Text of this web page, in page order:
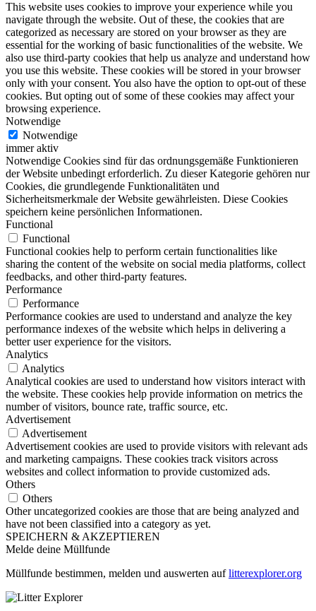
This website uses cookies to improve your experience while you
navigate through the website. Out of these, the cookies that are
categorized as necessary are stored on your browser as they are
essential for the working of basic functionalities of the website. We
also use third-party cookies that help us analyze and understand how
you use this website. These cookies will be stored in your browser
only with your consent. You also have the option to opt-out of these
cookies. But opting out of some of these cookies may affect your
browsing experience.
Notwendige
Notwendige
immer aktiv
Notwendige Cookies sind für das ordnungsgemäße Funktionieren
der Website unbedingt erforderlich. Zu dieser Kategorie gehören nur
Cookies, die grundlegende Funktionalitäten und
Sicherheitsmerkmale der Website gewährleisten. Diese Cookies
speichern keine persönlichen Informationen.
Functional
Functional
Functional cookies help to perform certain functionalities like
sharing the content of the website on social media platforms, collect
feedbacks, and other third-party features.
Performance
Performance
Performance cookies are used to understand and analyze the key
performance indexes of the website which helps in delivering a
better user experience for the visitors.
Analytics
Analytics
Analytical cookies are used to understand how visitors interact with
the website. These cookies help provide information on metrics the
number of visitors, bounce rate, traffic source, etc.
Advertisement
Advertisement
Advertisement cookies are used to provide visitors with relevant ads
and marketing campaigns. These cookies track visitors across
websites and collect information to provide customized ads.
Others
Others
Other uncategorized cookies are those that are being analyzed and
have not been classified into a category as yet.
SPEICHERN & AKZEPTIEREN
Melde deine Müllfunde
Müllfunde bestimmen, melden und auswerten auflitterexplorer.org